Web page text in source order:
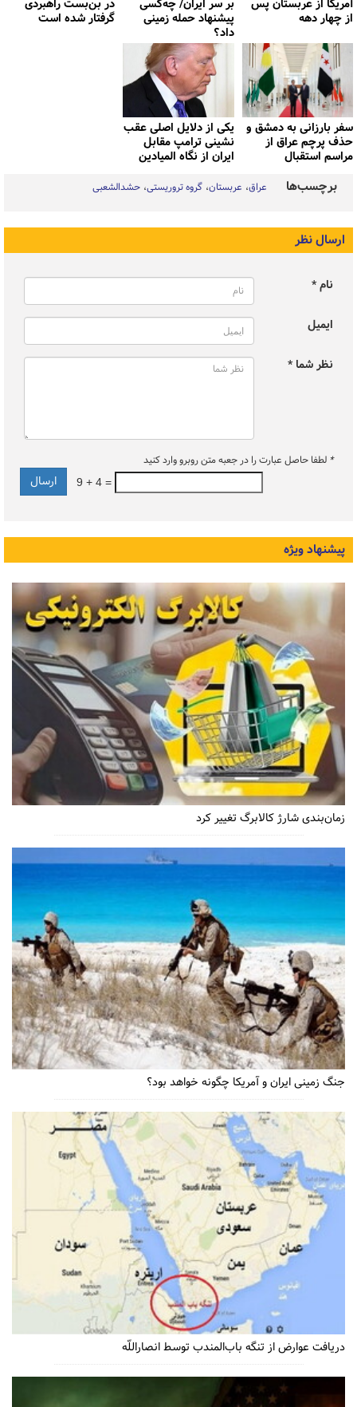
آمریکا از عربستان پس
از چهار دهه
بر سر ایران/ چه‌کسی
پیشنهاد حمله زمینی
داد؟
در بن‌بست راهبردی
گرفتار شده است
سفر بارزانی به دمشق و
حذف پرچم عراق از
مراسم استقبال
یکی از دلایل اصلی عقب
نشینی ترامپ مقابل
ایران از نگاه المیادین
برچسب‌ها عراق عربستان گروه تروریستی حشدالشعبی
ارسال نظر
نام *
ایمیل
نظر شما *
* لطفا حاصل عبارت را در جعبه متن روبرو وارد کنید
9 + 4 =
پیشنهاد ویژه
زمان‌بندی شارژ کالابرگ تغییر کرد
جنگ زمینی ایران و آمریکا چگونه خواهد بود؟
دریافت عوارض از تنگه باب‌المندب توسط انصاراللّه